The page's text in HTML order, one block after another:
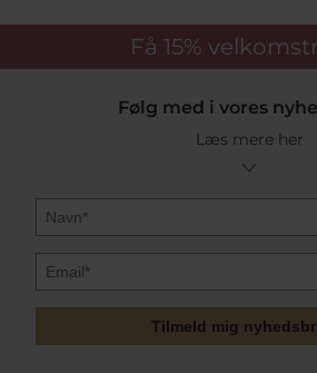
Få 15%
Følg med i vores
Læs mere her
Tilmeld mig